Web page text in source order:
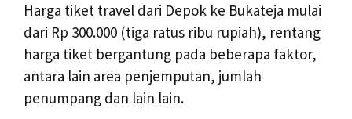
Harga tiket travel dari Depok ke Bukateja mulai
dari Rp 300.000 (tiga ratus ribu rupiah), rentang
harga tiket bergantung pada beberapa faktor,
antara lain area penjemputan, jumlah
penumpang dan lain lain.